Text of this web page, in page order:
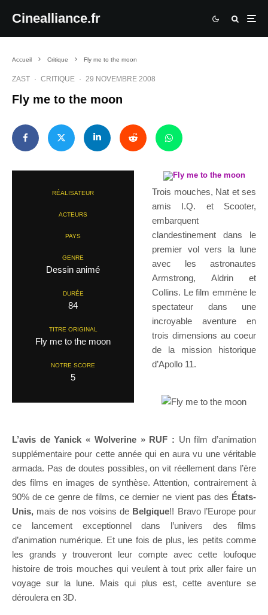
Cinealliance.fr
Accueil Critique Fly me to the moon
ZAST · CRITIQUE · 29 NOVEMBRE 2008
Fly me to the moon
RÉALISATEUR
ACTEURS
PAYS
GENRE
Dessin animé
DURÉE
84
TITRE ORIGINAL
Fly me to the moon
NOTRE SCORE
5
Trois mouches, Nat et ses
amis I.Q. et Scooter,
embarquent
clandestinement dans le
premier vol vers la lune
avec les astronautes
Armstrong, Aldrin et
Collins. Le film emmène le
spectateur dans une
incroyable aventure en
trois dimensions au coeur
de la mission historique
d’Apollo 11.
L’avis de Yanick « Wolverine » RUF : Un film d’animation
supplémentaire pour cette année qui en aura vu une véritable
armada. Pas de doutes possibles, on vit réellement dans l’ère
des films en images de synthèse. Attention, contrairement à
90% de ce genre de films, ce dernier ne vient pas des États-
Unis, mais de nos voisins de Belgique!! Bravo l’Europe pour
ce lancement exceptionnel dans l’univers des films
d’animation numérique. Et une fois de plus, les petits comme
les grands y trouveront leur compte avec cette loufoque
histoire de trois mouches qui veulent à tout prix aller faire un
voyage sur la lune. Mais qui plus est, cette aventure se
déroulera en 3D.